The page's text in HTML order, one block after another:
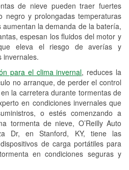
de nieve pueden traer fuertes
negro y prolongadas temperaturas
la demanda de la batería,
espesan los fluidos del motor y
eleva el riesgo de averías y
invernales.
para el clima invernal, reduces la
no arranque, de perder el control
la carretera durante tormentas de
en condiciones invernales que
o estés comenzando a
tormenta de nieve, O’Reilly Auto
Dr, en Stanford, KY, tiene las
de carga portátiles para
en condiciones seguras y
Préstamo de
de tambores y discos de
a la medida